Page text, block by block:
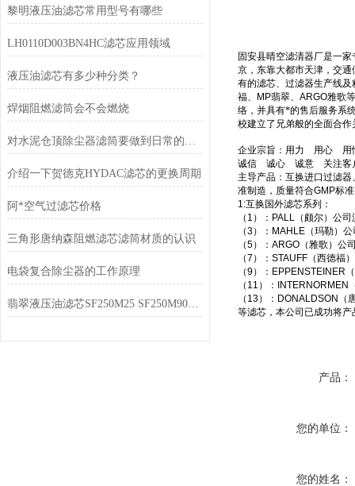
黎明液压油滤芯常用型号有哪些
LH0110D003BN4HC滤芯应用领域
液压油滤芯有多少种分类？
焊烟阻燃滤筒会不会燃烧
对水泥仓顶除尘器滤筒要做到日常的检查
介绍一下贺德克HYDAC滤芯的更换周期
阿*空气过滤芯价格
三角形唐纳森阻燃滤芯滤筒材质的认识
电袋复合除尘器的工作原理
翡翠液压油滤芯SF250M25 SF250M90型号表
固安县晴空滤清器厂是一家
京，东靠大都市天津，交
有的滤芯、过滤器生产线
福、
MP翡翠、 ARGO雅歌
络，并具有*的售后服务系
校建立了兄弟般的全面合
企业宗旨：用力 用心 用
诚信 诚心 诚意 关注客
主导产品：互换进口过滤
准制造，质量符合GMP标
1:互换国外滤芯系列：
（ 1 ）： PALL （颇尔）公
（3）： MAHLE （玛勒）
（5）： ARGO （雅歌）公
（7 ）： STAUFF （西德福
（9）： EPPENSTEINER （
（ 11 ）： INTERNORMEN
（ 13）： DONALDSON
（
等滤芯，本公司已成功将
产品：
您的单位：
您的姓名：